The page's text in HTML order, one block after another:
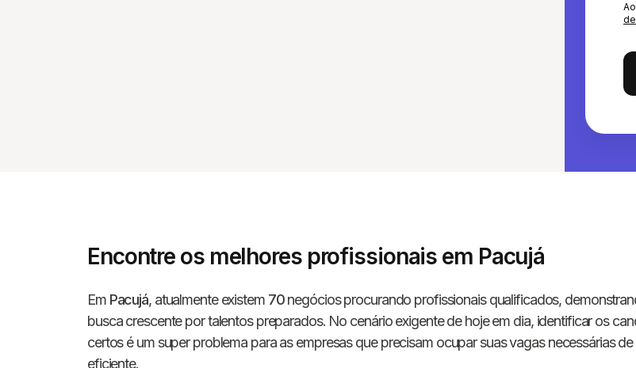
Encontre os melhores profissionais em Pacujá
Em Pacujá, atualmente existem 70negócios procurando profissionais qualificados,
busca crescente por talentos preparados. No cenário exigente de hoje em dia, identificar os
certos é um super problema para as empresas que precisam ocupar suas vagas necessárias de
eficiente.